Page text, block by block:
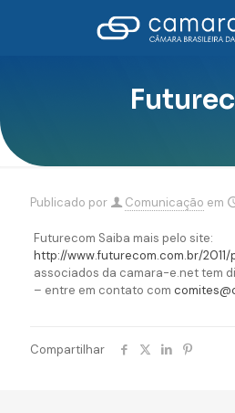
Publicado por Comunicação em
Futurecom Saiba mais pelo site:
http://www.futurecom.com.br/
associados da camara-e.net tem
– entre em contato com
Compartilhar